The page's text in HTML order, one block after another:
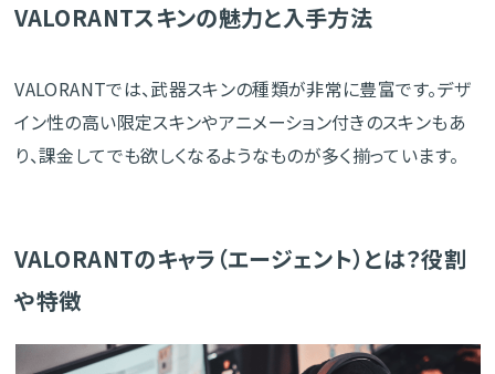
VALORANTスキンの魅力と入手方法
VALORANTでは、武器スキンの種類が非常に豊富です。デザ
イン性の高い限定スキンやアニメーション付きのスキンもあ
り、課金してでも欲しくなるようなものが多く揃っています。
VALORANTのキャラ（エージェント）とは？役割
や特徴